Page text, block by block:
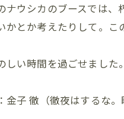
ナウシカのブースでは
かとか考えたりして。
しい時間を過ごせました。
金子 徹（徹夜はするな